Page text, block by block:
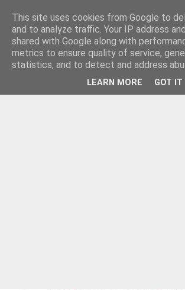
This site uses cookies from Google to
and to analyze traffic. Your IP address
shared with Google along with
metrics to ensure quality of service,
statistics, and to detect and address
LEARN MORE GOT IT